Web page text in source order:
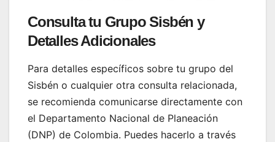
Consulta tu Grupo Sisbén y
Detalles Adicionales
Para detalles específicos sobre tu grupo del
Sisbén o cualquier otra consulta relacionada,
se recomienda comunicarse directamente con
el Departamento Nacional de Planeación
(DNP) de Colombia. Puedes hacerlo a través